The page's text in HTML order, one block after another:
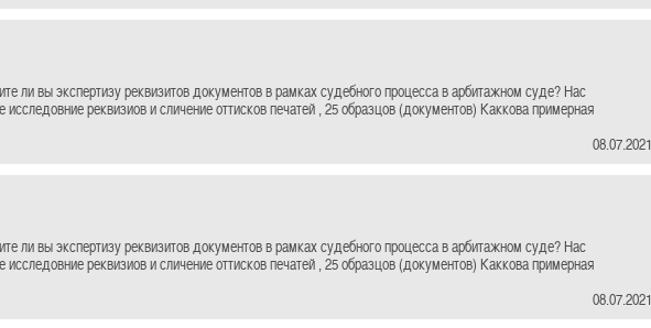
ли вы экспертизу реквизитов документов в рамках судебного процесса в арбитажном суде? Нас
исследовние реквизиов и сличение оттисков печатей , 25 образцов (документов) Каккова примерная
08.07.2021
ли вы экспертизу реквизитов документов в рамках судебного процесса в арбитажном суде? Нас
исследовние реквизиов и сличение оттисков печатей , 25 образцов (документов) Каккова примерная
08.07.2021